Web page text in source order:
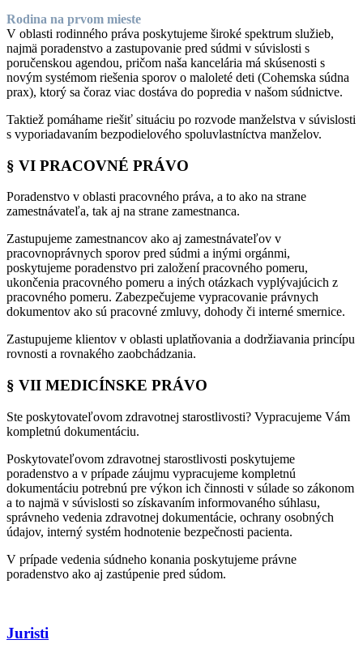
Rodina na prvom mieste
V oblasti rodinného práva poskytujeme široké spektrum služieb,
najmä poradenstvo a zastupovanie pred súdmi v súvislosti s
poručenskou agendou, pričom naša kancelária má skúsenosti s
novým systémom riešenia sporov o maloleté deti (Cohemska súdna
prax), ktorý sa čoraz viac dostáva do popredia v našom súdnictve.
Taktiež pomáhame riešiť situáciu po rozvode manželstva v súvislosti
s vyporiadavaním bezpodielového spoluvlastníctva manželov.
§ VI PRACOVNÉ PRÁVO
Poradenstvo v oblasti pracovného práva, a to ako na strane
zamestnávateľa, tak aj na strane zamestnanca.
Zastupujeme zamestnancov ako aj zamestnávateľov v
pracovnoprávnych sporov pred súdmi a inými orgánmi,
poskytujeme poradenstvo pri založení pracovného pomeru,
ukončenia pracovného pomeru a iných otázkach vyplývajúcich z
pracovného pomeru. Zabezpečujeme vypracovanie právnych
dokumentov ako sú pracovné zmluvy, dohody či interné smernice.
Zastupujeme klientov v oblasti uplatňovania a dodržiavania princípu
rovnosti a rovnakého zaobchádzania.
§ VII MEDICÍNSKE PRÁVO
Ste poskytovateľovom zdravotnej starostlivosti? Vypracujeme Vám
kompletnú dokumentáciu.
Poskytovateľovom zdravotnej starostlivosti poskytujeme
poradenstvo a v prípade záujmu vypracujeme kompletnú
dokumentáciu potrebnú pre výkon ich činnosti v súlade so zákonom
a to najmä v súvislosti so získavaním informovaného súhlasu,
správneho vedenia zdravotnej dokumentácie, ochrany osobných
údajov, interný systém hodnotenie bezpečnosti pacienta.
V prípade vedenia súdneho konania poskytujeme právne
poradenstvo ako aj zastúpenie pred súdom.
Juristi